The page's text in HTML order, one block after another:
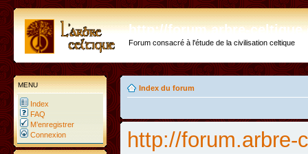
http://forum.arbre-
Forum consacré à l'étude de la civilisation celtique
MENU
Index
FAQ
M’enregistrer
Connexion
Index du forum
http://forum.arbre-